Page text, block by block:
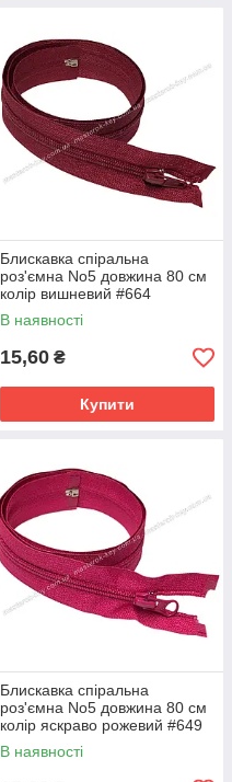
Блискавка спіральна
роз'ємна No5 довжина 80 см
колір вишневий #664
В наявності
15,60 ₴
Купити
Блискавка спіральна
роз'ємна No5 довжина 80 см
колір яскраво рожевий #649
В наявності